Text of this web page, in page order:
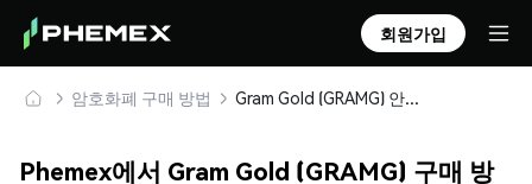
회원가입
암호화폐 구매 방법 Gram Gold (GRAMG) 안전하게 구매 및 보관
Phemex에서 Gram Gold (GRAMG) 구매 방